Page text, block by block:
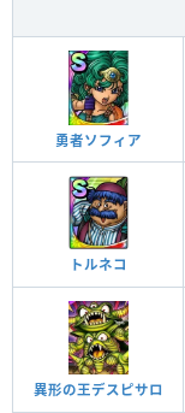
勇者ソフィア
トルネコ
異形の王デスピサロ